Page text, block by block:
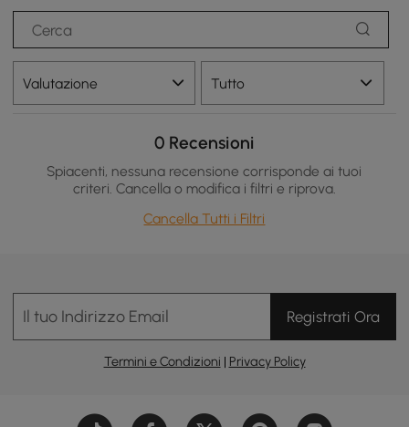
Valutazione Tutto
0 Recensioni
Spiacenti, nessuna recensione corrisponde ai tuoi
criteri. Cancella o modifica i filtri e riprova.
Cancella Tutti i Filtri
Il tuo Indirizzo Email Registrati Ora
Termini e Condizioni | Privacy Policy